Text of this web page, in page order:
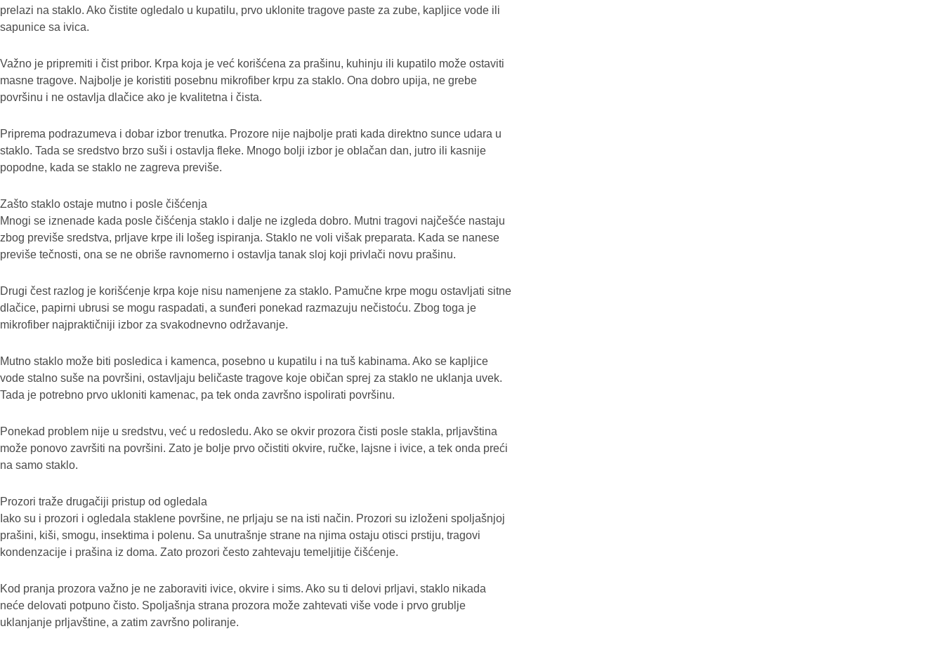
prelazi na staklo. Ako čistite ogledalo u kupatilu, prvo uklonite tragove paste za zube, kapljice vode ili
sapunice sa ivica.
Važno je pripremiti i čist pribor. Krpa koja je već korišćena za prašinu, kuhinju ili kupatilo može ostaviti
masne tragove. Najbolje je koristiti posebnu mikrofiber krpu za staklo. Ona dobro upija, ne grebe
površinu i ne ostavlja dlačice ako je kvalitetna i čista.
Priprema podrazumeva i dobar izbor trenutka. Prozore nije najbolje prati kada direktno sunce udara u
staklo. Tada se sredstvo brzo suši i ostavlja fleke. Mnogo bolji izbor je oblačan dan, jutro ili kasnije
popodne, kada se staklo ne zagreva previše.
Zašto staklo ostaje mutno i posle čišćenja
Mnogi se iznenade kada posle čišćenja staklo i dalje ne izgleda dobro. Mutni tragovi najčešće nastaju
zbog previše sredstva, prljave krpe ili lošeg ispiranja. Staklo ne voli višak preparata. Kada se nanese
previše tečnosti, ona se ne obriše ravnomerno i ostavlja tanak sloj koji privlači novu prašinu.
Drugi čest razlog je korišćenje krpa koje nisu namenjene za staklo. Pamučne krpe mogu ostavljati sitne
dlačice, papirni ubrusi se mogu raspadati, a sunđeri ponekad razmazuju nečistoću. Zbog toga je
mikrofiber najpraktičniji izbor za svakodnevno održavanje.
Mutno staklo može biti posledica i kamenca, posebno u kupatilu i na tuš kabinama. Ako se kapljice
vode stalno suše na površini, ostavljaju beličaste tragove koje običan sprej za staklo ne uklanja uvek.
Tada je potrebno prvo ukloniti kamenac, pa tek onda završno ispolirati površinu.
Ponekad problem nije u sredstvu, već u redosledu. Ako se okvir prozora čisti posle stakla, prljavština
može ponovo završiti na površini. Zato je bolje prvo očistiti okvire, ručke, lajsne i ivice, a tek onda preći
na samo staklo.
Prozori traže drugačiji pristup od ogledala
Iako su i prozori i ogledala staklene površine, ne prljaju se na isti način. Prozori su izloženi spoljašnjoj
prašini, kiši, smogu, insektima i polenu. Sa unutrašnje strane na njima ostaju otisci prstiju, tragovi
kondenzacije i prašina iz doma. Zato prozori često zahtevaju temeljitije čišćenje.
Kod pranja prozora važno je ne zaboraviti ivice, okvire i sims. Ako su ti delovi prljavi, staklo nikada
neće delovati potpuno čisto. Spoljašnja strana prozora može zahtevati više vode i prvo grublje
uklanjanje prljavštine, a zatim završno poliranje.